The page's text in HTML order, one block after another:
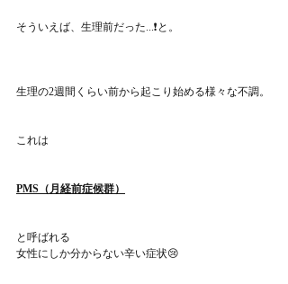
そういえば、生理前だった...❗️と。
生理の2週間くらい前から起こり始める様々な不調。
これは
PMS（月経前症候群）
と呼ばれる
女性にしか分からない辛い症状😢